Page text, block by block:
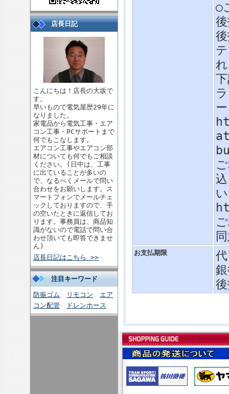
店長日記
こんにちは！店長の大坂で
す。
早いもので電気屋歴29年に
なりました。
家電品から電気工事・エア
コン工事・PCサポートまで
何でもこなします。
エアコン工事やエアコン部
材についても何でもご相談
ください。(日中は、工事
に出ていることが多いの
で、なるべくメールで問い
合わせをお願いします。ス
マートフォンでメールチェ
ックしておりますので、手
の空いたときに返信してお
ります。事務員は、商品知
識がないので電話で問い合
わせ頂いても即答できませ
ん)
店長日記はこちら >>
注目キーワード
防振ゴム リモコン
エア
コン配管
ドレンホース
○
お支払期限